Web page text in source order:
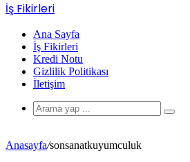
İş Fikirleri
Ana Sayfa
İş Fikirleri
Kredi Notu
Gizlilik Politikası
İletişim
Anasayfa/sonsanatkuyumculuk